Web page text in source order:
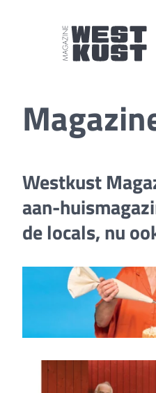
Westkust
aan-
de locals, nu
jobspecial 2026
Jobspecial
voorjaarseditie 2026